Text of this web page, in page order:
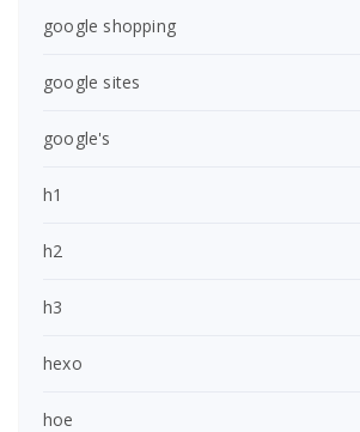
google shopping
google sites
google's
h1
h2
h3
hexo
hoe